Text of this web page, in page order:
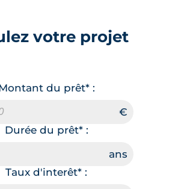
votre projet
du prêt* :
Durée du prêt* :
Taux d'interêt* :